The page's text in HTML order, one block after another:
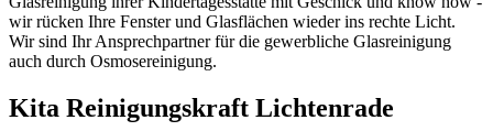
wir rücken Ihre Fenster und Glasflächen wieder ins rechte Licht.
Wir sind Ihr Ansprechpartner für die gewerbliche Glasreinigung
auch durch Osmosereinigung.
Kita Reinigungskraft Lichtenrade